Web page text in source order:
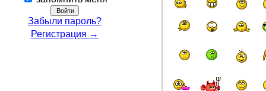
Забыли пароль?
Регистрация →